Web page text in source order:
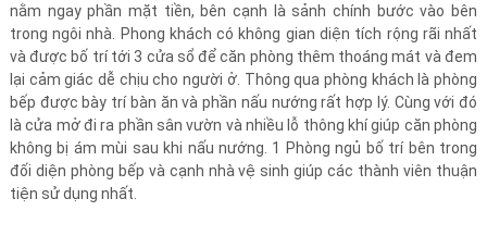
nằm ngay phần mặt tiền, bên cạnh là sảnh chính bước vào bên
trong ngôi nhà. Phong khách có không gian diện tích rộng rãi nhất
và được bố trí tới 3 cửa sổ để căn phòng thêm thoáng mát và đem
lại cảm giác dễ chịu cho người ở. Thông qua phòng khách là phòng
bếp được bày trí bàn ăn và phần nấu nướng rất hợp lý. Cùng với đó
là cửa mở đi ra phần sân vườn và nhiều lỗ thông khí giúp căn phòng
không bị ám mùi sau khi nấu nướng. 1 Phòng ngủ bố trí bên trong
đối diện phòng bếp và cạnh nhà vệ sinh giúp các thành viên thuận
tiện sử dụng nhất.